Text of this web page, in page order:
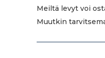
Meiltä levyt voi
Muutkin